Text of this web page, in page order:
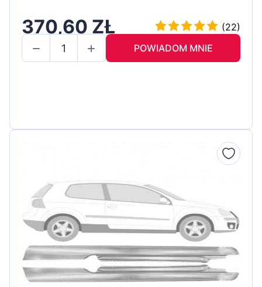
370,60 ZŁ
(22)
POWIADOM MNIE